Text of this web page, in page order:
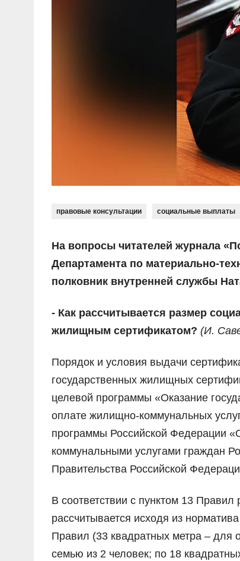
правовые консультации социальные выплаты
На вопросы читателей журнала
Департамента по материально-
полковник внутренней службы
- Как рассчитывается размер
жилищным сертификатом? (И.
Порядок и условия выдачи
государственных жилищных
целевой программы «Оказание
оплате жилищно-коммунальных
программы Российской Федерации
коммунальными услугами граждан
Правительства Российской
В соответствии с пунктом 13
рассчитывается исходя из
Правил (33 квадратных метра – для
семью из 2 человек; по 18